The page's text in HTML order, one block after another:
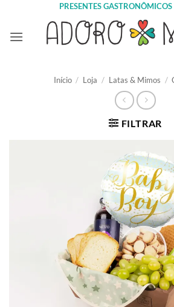
content
PRESENTES GASTRONÔMICOS
Início / Loja / Latas & Mimos /
FILTRAR